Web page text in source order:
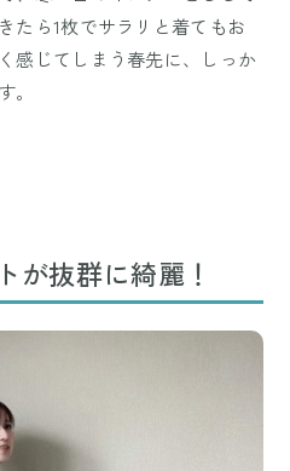
たら1枚でサラリと着てもお
感じてしまう春先に、しっか
。
が抜群に綺麗！